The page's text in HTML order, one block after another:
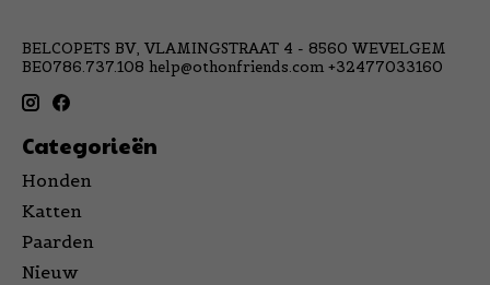
BELCOPETS BV, VLAMINGSTRAAT 4 - 8560 WEVELGEM
BE0786.737.108 help@othonfriends.com +32477033160
Categorieën
Honden
Katten
Paarden
Nieuw